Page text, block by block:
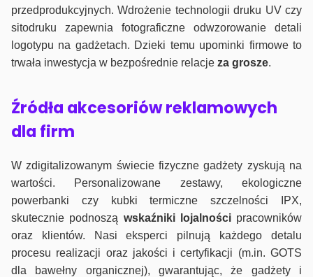
przedprodukcyjnych. Wdrożenie technologii druku UV czy
sitodruku zapewnia fotograficzne odwzorowanie detali
logotypu na gadżetach. Dzieki temu upominki firmowe to
trwała inwestycja w bezpośrednie relacje za grosze.
Źródła akcesoriów reklamowych
dla firm
W zdigitalizowanym świecie fizyczne gadżety zyskują na
wartości. Personalizowane zestawy, ekologiczne
powerbanki czy kubki termiczne szczelności IPX,
skutecznie podnoszą wskaźniki lojalnościpracowników
oraz klientów. Nasi eksperci pilnują każdego detalu
procesu realizacji oraz jakości i certyfikacji (m.in. GOTS
dla bawełny organicznej), gwarantując, że gadżety i